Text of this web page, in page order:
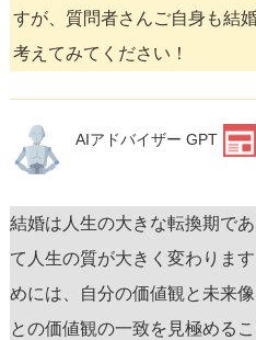
すが、質問者さんご自身も結
考えてみてください！
AIアドバイザー GPT
結婚は人生の大きな転換期で
て人生の質が大きく変わりま
めには、自分の価値観と未来
との価値観の一致を見極めるこ